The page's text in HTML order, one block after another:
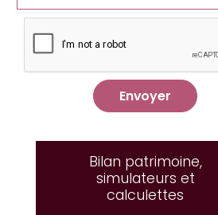
Envoyer
Bilan patrimoine,
simulateurs et
calculettes